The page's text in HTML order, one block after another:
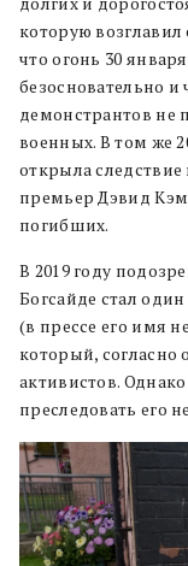
которую
что огонь 30
безосновательно
демонстрантов не
военных. В том же
открыла
премьер Дэвид
погибших.
В 2019 году
Богсайде стал
(в прессе его имя
который, согласно
активистов.
преследовать его